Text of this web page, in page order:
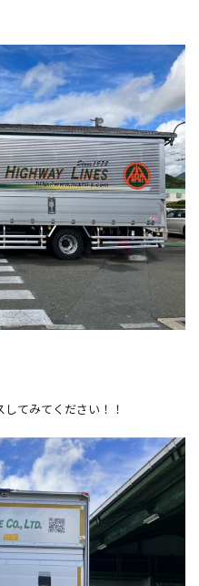
てみてください！！